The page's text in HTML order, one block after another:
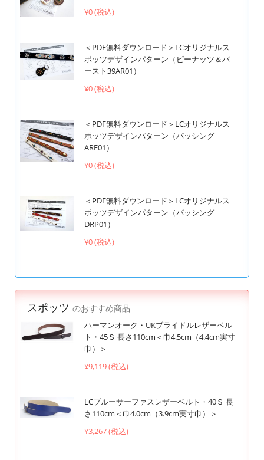
¥0 (税込)
＜PDF無料ダウンロード＞LCオリジナルス
ポッツデザインパターン（ピーナッツ＆バ
ースト39AR01）
¥0 (税込)
＜PDF無料ダウンロード＞LCオリジナルス
ポッツデザインパターン（パッシング
ARE01）
¥0 (税込)
＜PDF無料ダウンロード＞LCオリジナルス
ポッツデザインパターン（パッシング
DRP01）
¥0 (税込)
スポッツ のおすすめ商品
ハーマンオーク・UKブライドルレザーベル
ト・45Ｓ 長さ110cm＜巾4.5cm（4.4cm実寸
巾）＞
¥9,119 (税込)
LCブルーサーファスレザーベルト・40Ｓ 長
さ110cm＜巾4.0cm（3.9cm実寸巾）＞
¥3,267 (税込)